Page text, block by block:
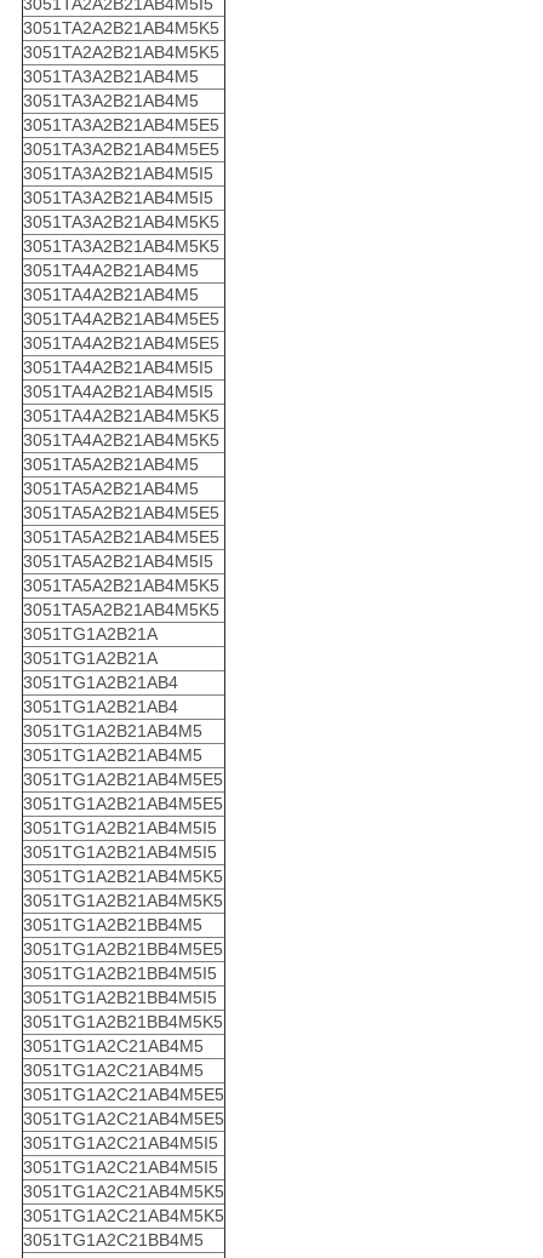
3051TA2A2B21AB4M5I5
3051TA2A2B21AB4M5K5
3051TA2A2B21AB4M5K5
3051TA3A2B21AB4M5
3051TA3A2B21AB4M5
3051TA3A2B21AB4M5E5
3051TA3A2B21AB4M5E5
3051TA3A2B21AB4M5I5
3051TA3A2B21AB4M5I5
3051TA3A2B21AB4M5K5
3051TA3A2B21AB4M5K5
3051TA4A2B21AB4M5
3051TA4A2B21AB4M5
3051TA4A2B21AB4M5E5
3051TA4A2B21AB4M5E5
3051TA4A2B21AB4M5I5
3051TA4A2B21AB4M5I5
3051TA4A2B21AB4M5K5
3051TA4A2B21AB4M5K5
3051TA5A2B21AB4M5
3051TA5A2B21AB4M5
3051TA5A2B21AB4M5E5
3051TA5A2B21AB4M5E5
3051TA5A2B21AB4M5I5
3051TA5A2B21AB4M5K5
3051TA5A2B21AB4M5K5
3051TG1A2B21A
3051TG1A2B21A
3051TG1A2B21AB4
3051TG1A2B21AB4
3051TG1A2B21AB4M5
3051TG1A2B21AB4M5
3051TG1A2B21AB4M5E5
3051TG1A2B21AB4M5E5
3051TG1A2B21AB4M5I5
3051TG1A2B21AB4M5I5
3051TG1A2B21AB4M5K5
3051TG1A2B21AB4M5K5
3051TG1A2B21BB4M5
3051TG1A2B21BB4M5E5
3051TG1A2B21BB4M5I5
3051TG1A2B21BB4M5I5
3051TG1A2B21BB4M5K5
3051TG1A2C21AB4M5
3051TG1A2C21AB4M5
3051TG1A2C21AB4M5E5
3051TG1A2C21AB4M5E5
3051TG1A2C21AB4M5I5
3051TG1A2C21AB4M5I5
3051TG1A2C21AB4M5K5
3051TG1A2C21AB4M5K5
3051TG1A2C21BB4M5